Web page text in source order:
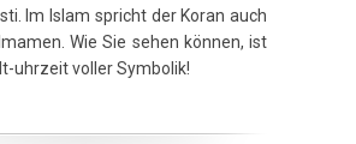
Im Islam spricht der Koran auch
Wie Sie sehen können, ist
uhrzeit voller Symbolik!